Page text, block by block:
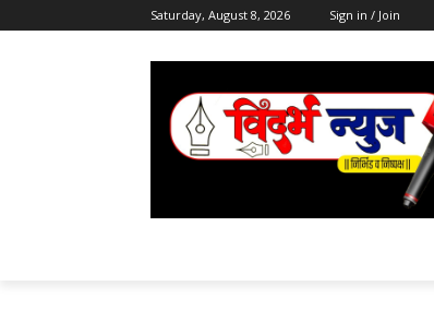
Saturday, August 8, 2026 Sign in / Join